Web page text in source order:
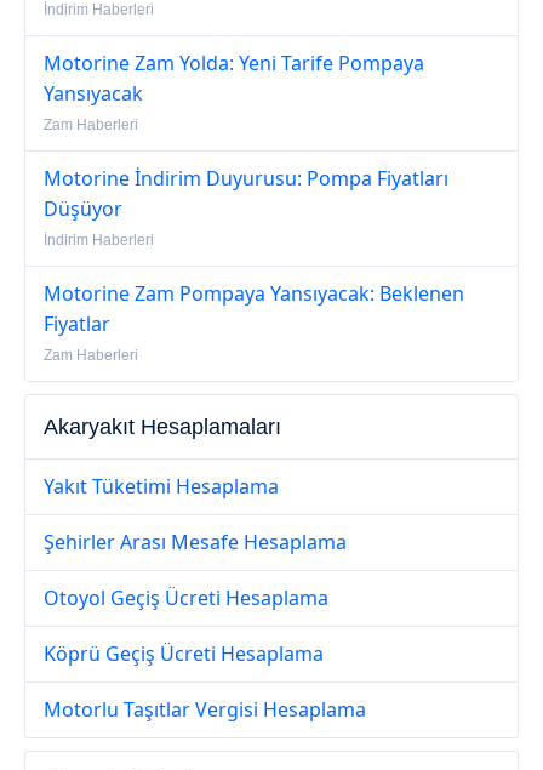
İndirim Haberleri
Motorine Zam Yolda: Yeni Tarife Pompaya
Yansıyacak
Zam Haberleri
Motorine İndirim Duyurusu: Pompa Fiyatları
Düşüyor
İndirim Haberleri
Motorine Zam Pompaya Yansıyacak: Beklenen
Fiyatlar
Zam Haberleri
Akaryakıt Hesaplamaları
Yakıt Tüketimi Hesaplama
Şehirler Arası Mesafe Hesaplama
Otoyol Geçiş Ücreti Hesaplama
Köprü Geçiş Ücreti Hesaplama
Motorlu Taşıtlar Vergisi Hesaplama